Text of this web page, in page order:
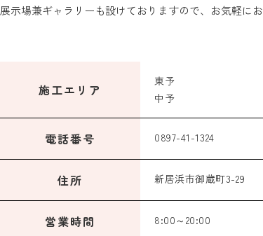
展示場兼ギャラリーも設けておりますので、お気軽に
施工エリア
東予
中予
電話番号 0897-41-1324
住所 新居浜市御蔵町3-29
営業時間 8:00～20:00